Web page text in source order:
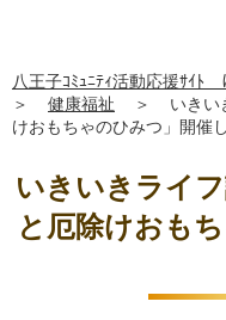
八王子ｺﾐｭﾆﾃｨ活動応援ｻｲﾄ
＞
健康福祉 ＞
いきい
けおもちゃのひみつ」開催
いきいきライ
と厄除けおも